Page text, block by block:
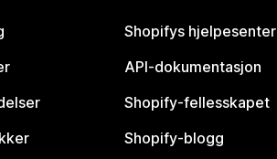
Shopifys hjelpesenter
API-dokumentasjon
Shopify-fellesskapet
Shopify-blogg